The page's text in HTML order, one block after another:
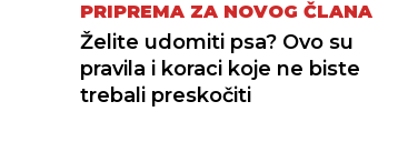
PRIPREMA ZA NOVOG ČLANA
Želite udomiti psa? Ovo su
pravila i koraci koje ne biste
trebali preskočiti